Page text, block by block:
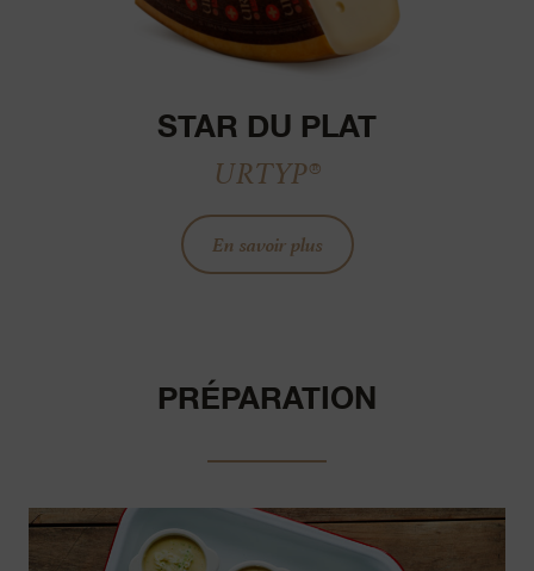
STAR DU PLAT
URTYP®
En savoir plus
PRÉPARATION